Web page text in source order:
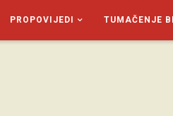
PROPOVIJEDI TUMAČENJE